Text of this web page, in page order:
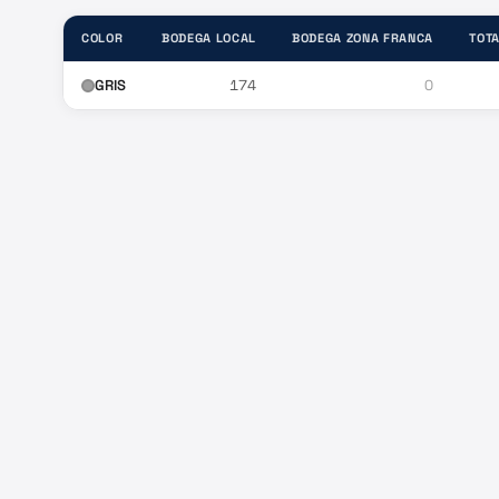
COLOR BODEGA LOCAL BODEGA ZONA FRANCA
GRIS 174 0